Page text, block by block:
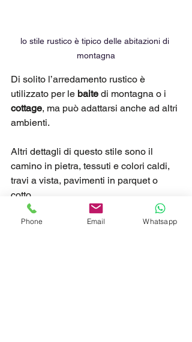
lo stile rustico è tipico delle abitazioni di
montagna
Di solito l’arredamento rustico è
utilizzato per le baite di montagna o i
cottage, ma può adattarsi anche ad altri
ambienti.
Altri dettagli di questo stile sono il
camino in pietra, tessuti e colori caldi,
travi a vista, pavimenti in parquet o
cotto.
Pop
Phone Email Whatsapp